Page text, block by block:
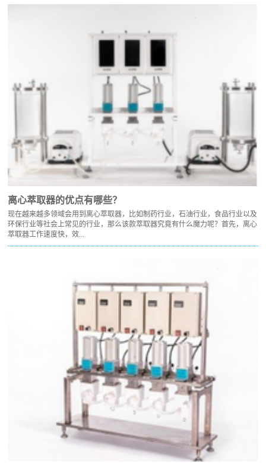
离心萃取器的优点有哪些？
现在越来越多领域会用到离心萃取器，比如制药行业，石油行业，食品行业以及
环保行业等社会上常见的行业，那么该款萃取器究竟有什么魔力呢？首先，离心
萃取器工作速度快，效...